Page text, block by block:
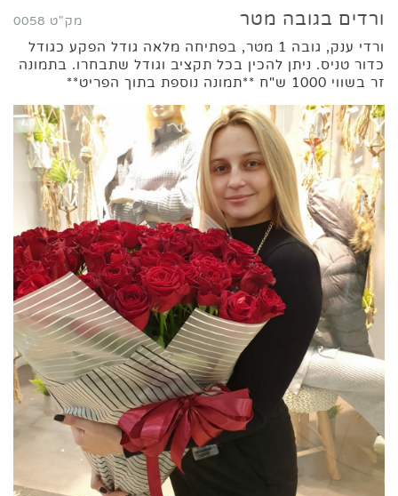
ורדים בגובה מטר מק"ט 0058
ורדי ענק, גובה 1 מטר, בפתיחה מלאה גודל הפקע כגודל
כדור טניס. ניתן להכין בכל תקציב וגודל שתבחרו. בתמונה
זר בשווי 1000 ש"ח **תמונה נוספת בתוך הפריט**